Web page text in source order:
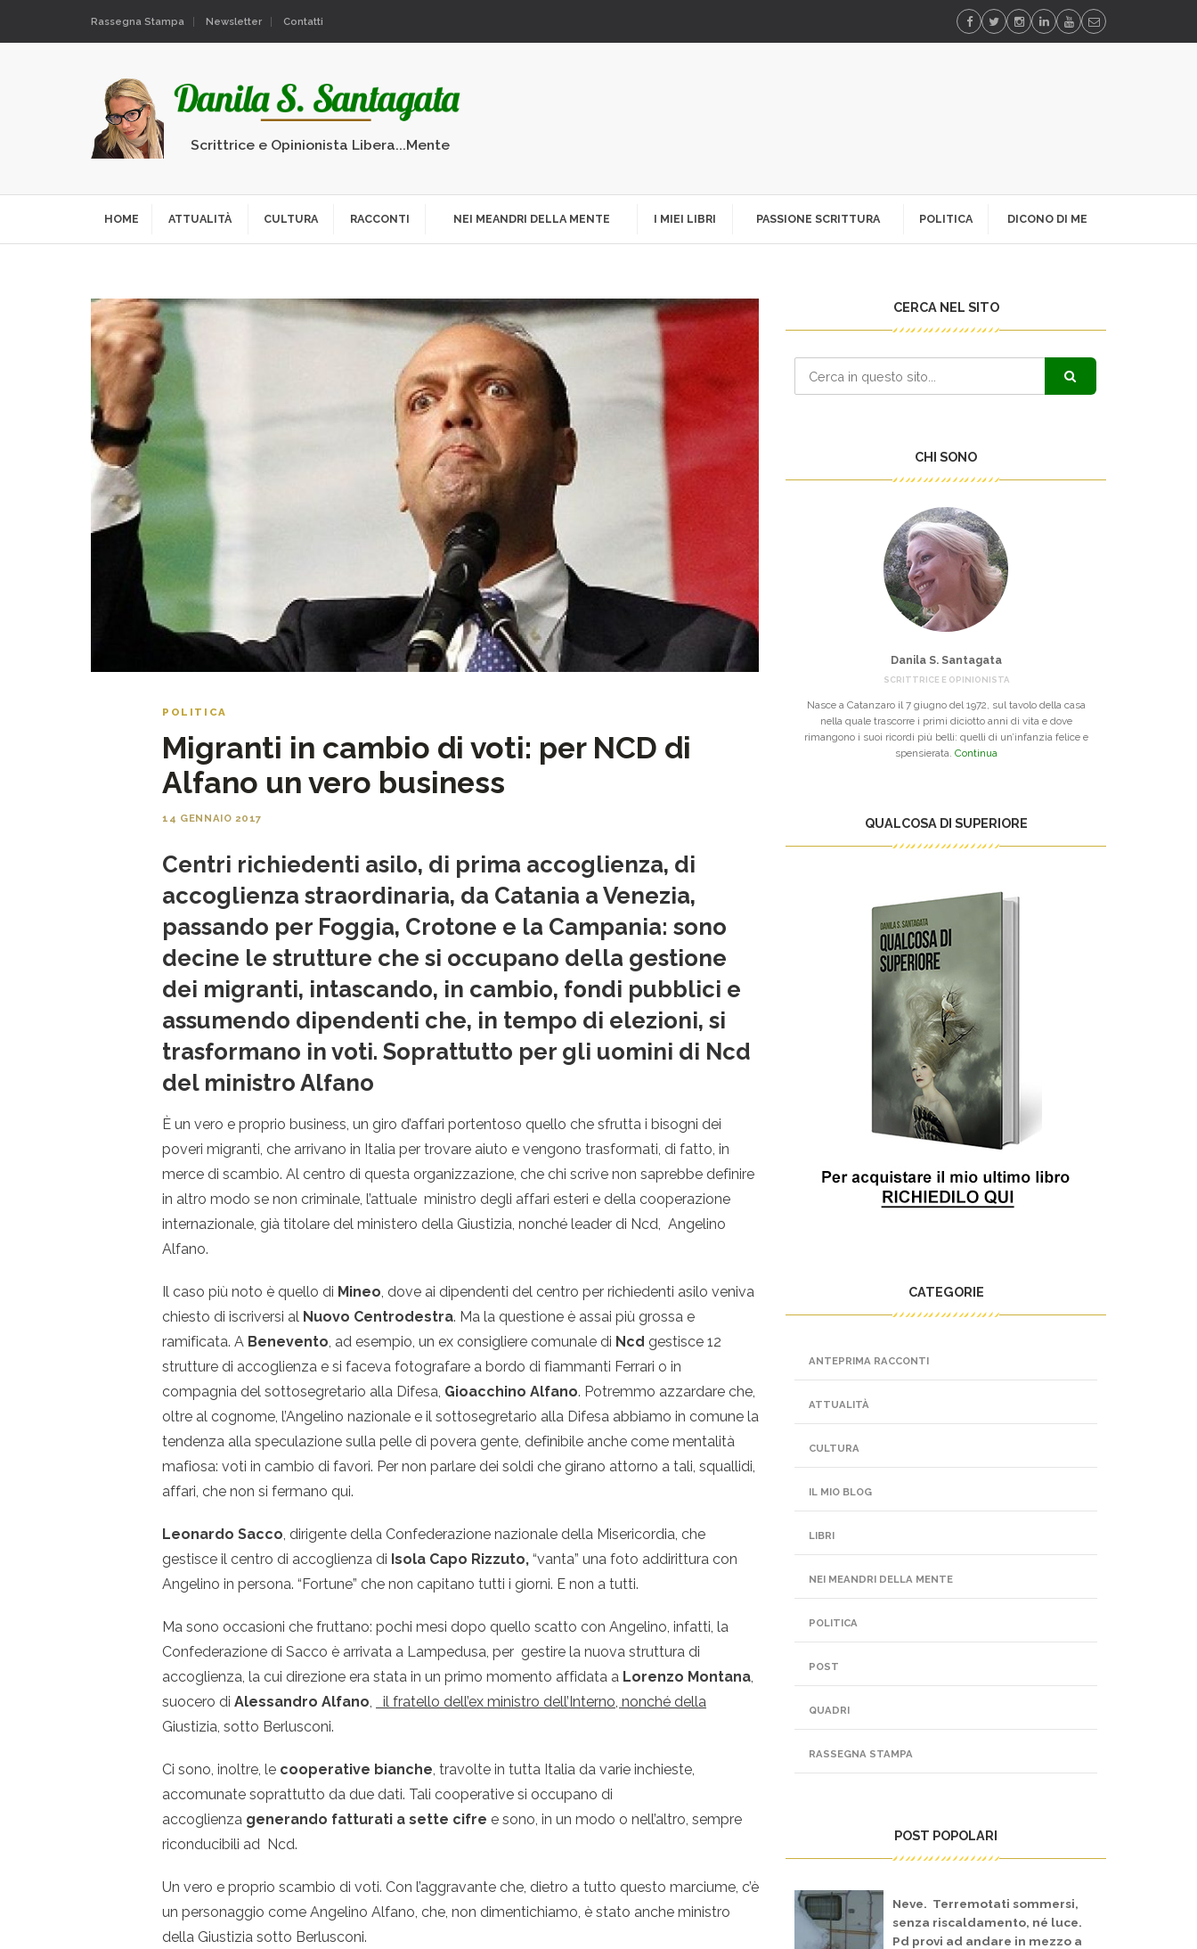
Rassegna Stampa Newsletter Contatti
Scrittrice e Opinionista Libera...Mente
HOME ATTUALITÀ CULTURA RACCONTI NEI MEANDRI DELLA MENTE I MIEI LIBRI PASSIONE SCRITTURA POLITICA DICONO DI ME
POLITICA
Migranti in cambio di voti: per NCD di
Alfano un vero business
14 GENNAIO 2017
Centri richiedenti asilo, di prima accoglienza, di
accoglienza straordinaria, da Catania a Venezia,
passando per Foggia, Crotone e la Campania: sono
decine le strutture che si occupano della gestione
dei migranti, intascando, in cambio, fondi pubblici e
assumendo dipendenti che, in tempo di elezioni, si
trasformano in voti. Soprattutto per gli uomini di Ncd
del ministro Alfano
È un vero e proprio business, un giro d’affari portentoso quello che sfrutta i bisogni dei
poveri migranti, che arrivano in Italia per trovare aiuto e vengono trasformati, di fatto, in
merce di scambio. Al centro di questa organizzazione, che chi scrive non saprebbe definire
in altro modo se non criminale, l’attuale ministro degli affari esteri e della cooperazione
internazionale, già titolare del ministero della Giustizia, nonché leader di Ncd, Angelino
Alfano.
Il caso più noto è quello di Mineo, dove ai dipendenti del centro per richiedenti asilo veniva
chiesto di iscriversi al Nuovo Centrodestra. Ma la questione è assai più grossa e
ramificata. A Benevento, ad esempio, un ex consigliere comunale di Ncd gestisce 12
strutture di accoglienza e si faceva fotografare a bordo di fiammanti Ferrari o in
compagnia del sottosegretario alla Difesa, Gioacchino Alfano. Potremmo azzardare che,
oltre al cognome, l’Angelino nazionale e il sottosegretario alla Difesa abbiamo in comune la
tendenza alla speculazione sulla pelle di povera gente, definibile anche come mentalità
mafiosa: voti in cambio di favori. Per non parlare dei soldi che girano attorno a tali, squallidi,
affari, che non si fermano qui.
Leonardo Sacco, dirigente della Confederazione nazionale della Misericordia, che
gestisce il centro di accoglienza di Isola Capo Rizzuto, “vanta” una foto addirittura con
Angelino in persona. “Fortune” che non capitano tutti i giorni. E non a tutti.
Ma sono occasioni che fruttano: pochi mesi dopo quello scatto con Angelino, infatti, la
Confederazione di Sacco è arrivata a Lampedusa, per gestire la nuova struttura di
accoglienza, la cui direzione era stata in un primo momento affidata a Lorenzo Montana,
suocero di Alessandro Alfano,
il fratello dell’ex ministro dell’Interno, nonché della
Giustizia, sotto Berlusconi.
Ci sono, inoltre, le cooperative bianche, travolte in tutta Italia da varie inchieste,
accomunate soprattutto da due dati. Tali cooperative si occupano di
accoglienza generando fatturati a sette cifre e sono, in un modo o nell’altro, sempre
riconducibili ad Ncd.
Un vero e proprio scambio di voti. Con l’aggravante che, dietro a tutto questo marciume, c’è
un personaggio come Angelino Alfano, che, non dimentichiamo, è stato anche ministro
della Giustizia sotto Berlusconi.
CERCA NEL SITO
CHI SONO
Danila S. Santagata
SCRITTRICE E OPINIONISTA
Nasce a Catanzaro il 7 giugno del 1972, sul tavolo della casa
nella quale trascorre i primi diciotto anni di vita e dove
rimangono i suoi ricordi più belli: quelli di un’infanzia felice e
spensierata. Continua
QUALCOSA DI SUPERIORE
CATEGORIE
ANTEPRIMA RACCONTI
ATTUALITÀ
CULTURA
IL MIO BLOG
LIBRI
NEI MEANDRI DELLA MENTE
POLITICA
POST
QUADRI
RASSEGNA STAMPA
POST POPOLARI
Neve. Terremotati sommersi,
senza riscaldamento, né luce.
Pd provi ad andare in mezzo a